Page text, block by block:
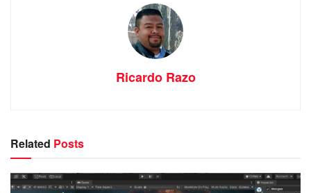
Ricardo Razo
Related Posts